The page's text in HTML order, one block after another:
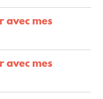
avec mes
avec mes